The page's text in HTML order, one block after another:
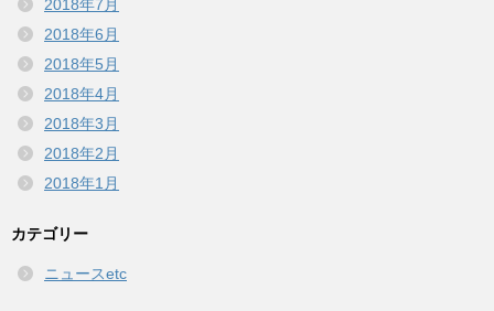
2018年7月
2018年6月
2018年5月
2018年4月
2018年3月
2018年2月
2018年1月
カテゴリー
ニュースetc